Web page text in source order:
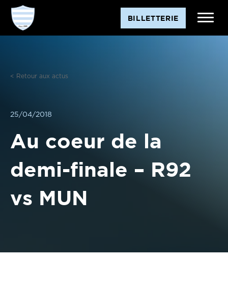
Aller
contenu
BILLETTERIE
< Retour aux actus
25/04/2018
Au coeur de la
demi-finale – R92
vs MUN